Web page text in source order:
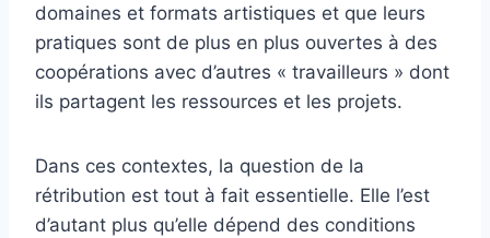
domaines et formats artistiques et que leurs
pratiques sont de plus en plus ouvertes à des
coopérations avec d’autres « travailleurs » dont
ils partagent les ressources et les projets.
Dans ces contextes, la question de la
rétribution est tout à fait essentielle. Elle l’est
d’autant plus qu’elle dépend des conditions